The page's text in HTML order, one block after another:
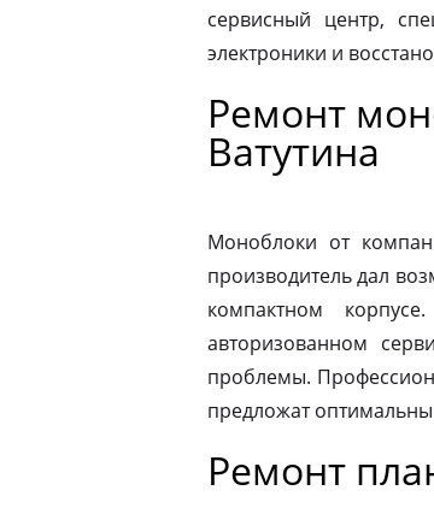
сервисный центр,
электроники и
Ремонт
Ватутина
Моноблоки от
производитель дал
компактном
авторизованном
проблемы.
предложат
Ремонт